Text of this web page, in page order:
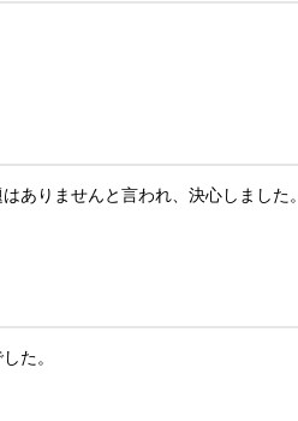
ありませんと言われ、決心しました。
た。